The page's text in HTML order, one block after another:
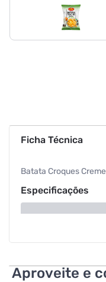
Ficha Técnica
Batata Croques
Especificações
Aproveite e